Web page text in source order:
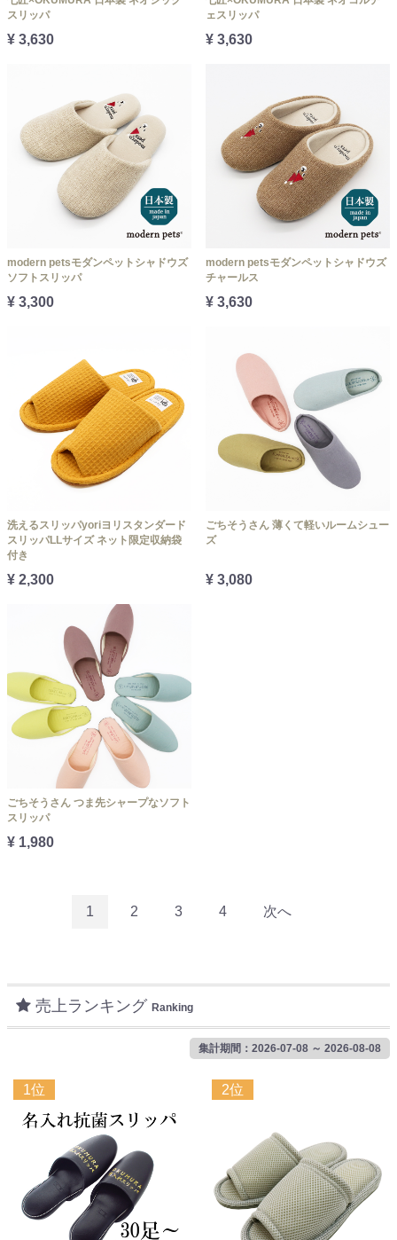
スリッパ
¥ 3,630
ェスリッパ
¥ 3,630
modern petsモダンペットシャドウズ
ソフトスリッパ
¥ 3,300
modern petsモダンペットシャドウズ
チャールス
¥ 3,630
洗えるスリッパyoriヨリスタンダード
スリッパLLサイズ ネット限定収納袋
付き
¥ 2,300
ごちそうさん 薄くて軽いルームシュー
ズ
¥ 3,080
ごちそうさん つま先シャープなソフト
スリッパ
¥ 1,980
1 2 3 4 次へ
売上ランキング Ranking
集計期間：2026-07-08 ～ 2026-08-08
1位 2位